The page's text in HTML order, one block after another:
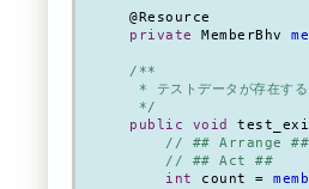
    @Resource
private
MemberBhv
/**
* テストデータが存在する
     */
public void
// ## Arrange ##
// ## Act ##
int
count =